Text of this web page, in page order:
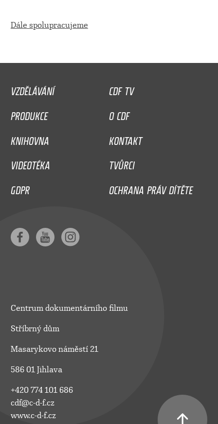
Dále spolupracujeme
VZDĚLÁVÁNÍ
CDF TV
PRODUKCE
O CDF
KNIHOVNA
KONTAKT
VIDEOTÉKA
TVŮRCI
GDPR
OCHRANA PRÁV DÍTĚTE
Centrum dokumentárního filmu
Stříbrný dům
Masarykovo náměstí 21
586 01 Jihlava
+420 774 101 686
cdf@c-d-f.cz
www.c-d-f.cz